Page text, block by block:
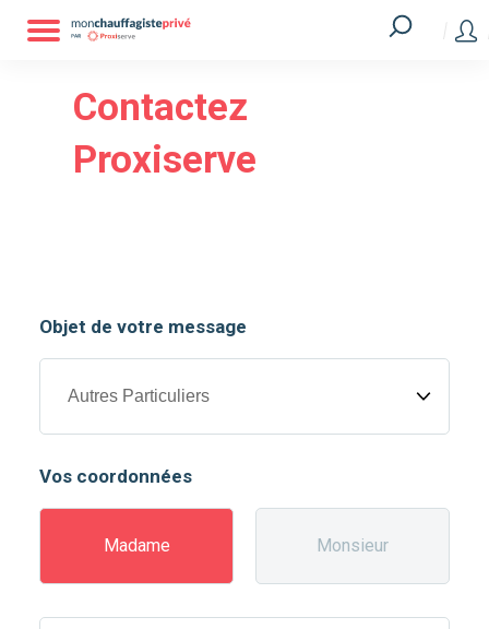
Contactez
Proxiserve
Objet de votre message
Vos coordonnées
Madame Monsieur